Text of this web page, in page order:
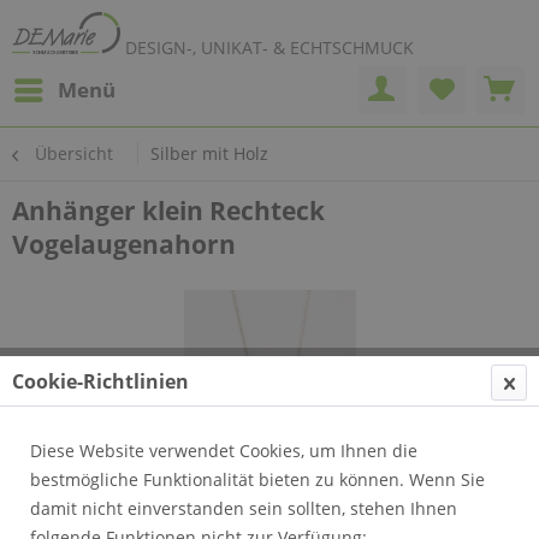
DESIGN-, UNIKAT- & ECHTSCHMUCK
Menü
Übersicht Silber mit Holz
Anhänger klein Rechteck
Vogelaugenahorn
Cookie-Richtlinien
Diese Website verwendet Cookies, um Ihnen die
bestmögliche Funktionalität bieten zu können. Wenn Sie
damit nicht einverstanden sein sollten, stehen Ihnen